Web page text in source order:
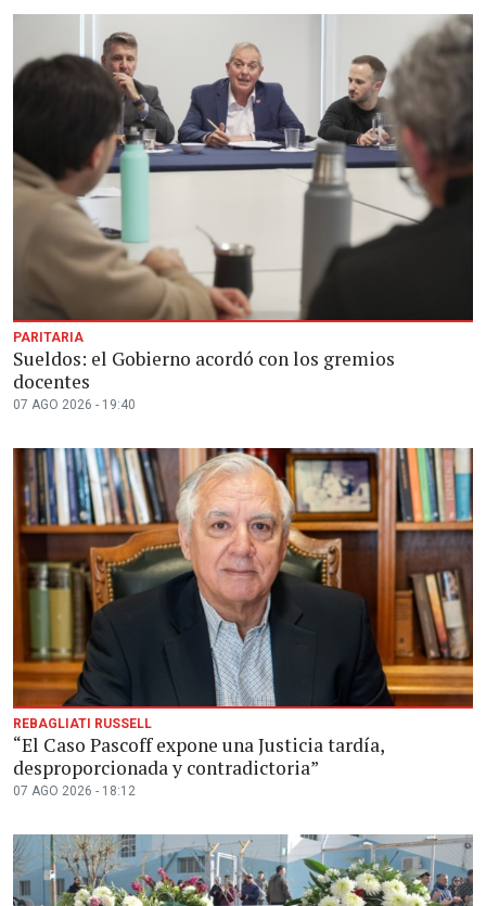
PARITARIA
Sueldos: el Gobierno acordó con los gremios
docentes
07 AGO 2026 - 19:40
REBAGLIATI RUSSELL
“El Caso Pascoff expone una Justicia tardía,
desproporcionada y contradictoria”
07 AGO 2026 - 18:12